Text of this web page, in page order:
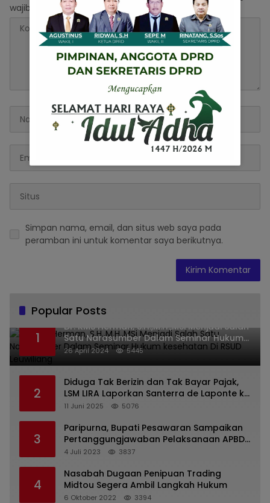
wajib ditandai*
Simpan nama, email, dan situs web saya pada
peramban ini untuk komentar saya berikutnya.
Popular Posts
1
Dr. KMS Herman, S.H.,M.H.,MSi Menjadi Salah
Satu Narasumber Dalam Seminar Hukum
kesehatan Di RSUD Leuwiliang
26 April 2024 5445
2
Diduga Tak Berizin dan Tak Bayar Pajak,
LSM LIRA Laporkan Santerra de Laponte ke
Kejaksaan Kota Batu
11 Juni 2025 5076
3
Paripurna, Bupati Pesawaran Sampaikan
Pertanggungjawaban Pelaksanaan APBD
2022
4 Juli 2023 3837
4
Nasabah Dugaan Penipuan Trading
Midtou Segera Ambil Langkah Hukum
6 Oktober 2022 3394